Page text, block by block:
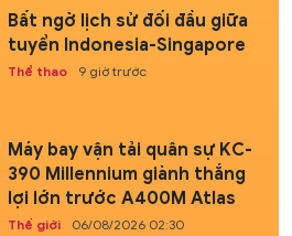
Bất ngờ lịch sử đối đầu giữa
tuyển Indonesia-Singapore
Thể thao 9 giờ trước
Máy bay vận tải quân sự KC-
390 Millennium giành thắng
lợi lớn trước A400M Atlas
Thế giới 06/08/2026 02:30